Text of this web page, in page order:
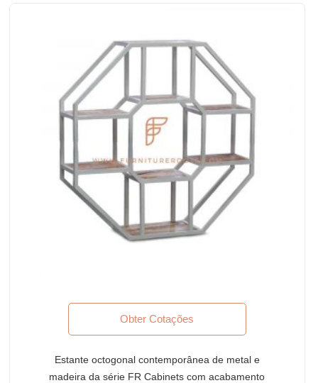
Obter Cotações
Estante octogonal contemporânea de metal e
madeira da série FR Cabinets com acabamento